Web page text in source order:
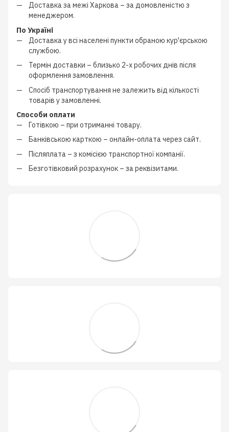
Доставка за межі Харкова – за домовленістю з
менеджером.
По Україні
Доставка у всі населені пункти обраною кур'єрською
службою.
Термін доставки – близько 2-х робочих днів після
оформлення замовлення.
Спосіб транспортування не залежить від кількості
товарів у замовленні.
Способи оплати
Готівкою – при отриманні товару.
Банківською карткою – онлайн-оплата через сайт.
Післяплата – з комісією транспортної компанії.
Безготівковий розрахунок – за реквізитами.